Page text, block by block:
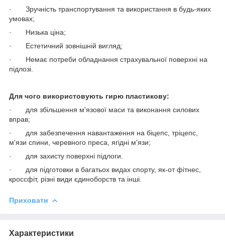
· Зручність транспортування та використання в будь-яких
умовах;
· Низька ціна;
· Естетичний зовнішній вигляд;
· Немає потреби обладнання страхувальної поверхні на
підлозі.
Для чого використовують гирю пластикову:
· для збільшення м'язової маси та виконання силових
вправ;
· для забезпечення навантаження на біцепс, тріцепс,
м'язи спини, черевного преса, ягідні м'язи;
· для захисту поверхні підлоги.
· для підготовки в багатьох видах спорту, як-от фітнес,
кроссфіт, різні види єдиноборств та інші.
Приховати
Характеристики